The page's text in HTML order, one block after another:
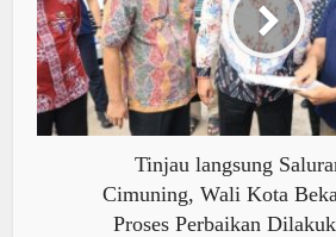
Tinjau langsung
Cimuning, Wali Kota
Proses Perbaikan